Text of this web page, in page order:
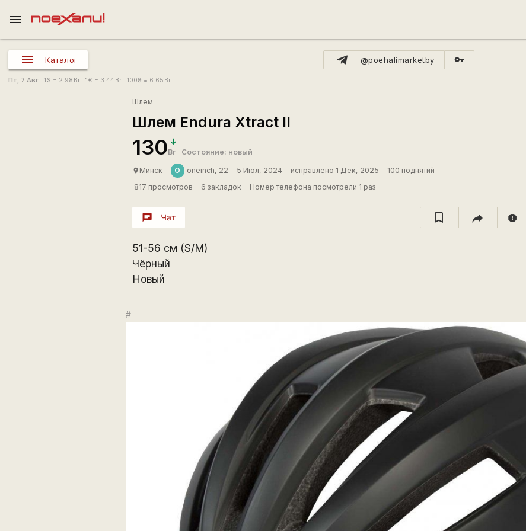
menu
Каталог @poehalimarketby vpn_key
Пт, 7 Авг 1 $ = 2.98 Br 1€ = 3.44 Br 100₴ = 6.65 Br
Шлем
Шлем Endura Xtract II
130Br Состояние: новый
place Минск O oneinch, 22 5 Июл, 2024 исправлено 1 Дек, 2025
100 поднятий
817 просмотров
6 закладок Номер телефона посмотрели 1 раз
chat Чат report
51-56 см (S/M)
Чёрный
Новый
#